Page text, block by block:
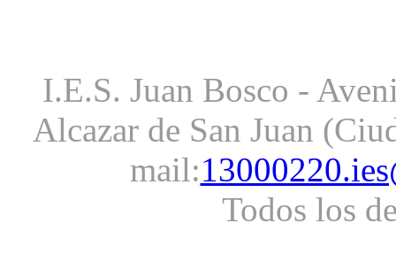
I.E.S. Juan Bosco -
Alcazar de San Juan
mail:
Todos los